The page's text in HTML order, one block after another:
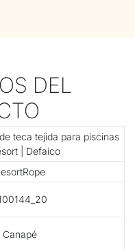
DEL
teca tejida para piscinas
| Defaico
Canapé